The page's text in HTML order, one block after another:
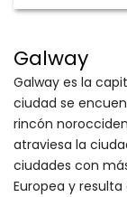
Galway
Galway es la
ciudad se
rincón
atraviesa la
ciudades con
Europea y